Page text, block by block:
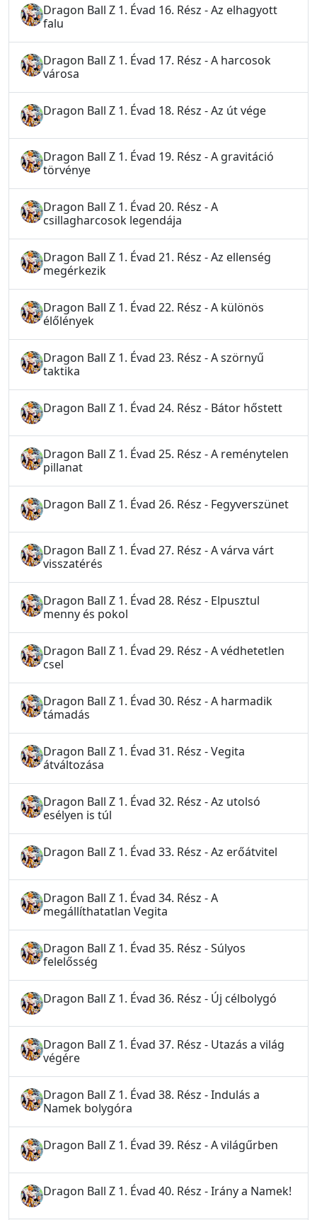
Dragon Ball Z 1. Évad 16. Rész - Az elhagyott
falu
Dragon Ball Z 1. Évad 17. Rész - A harcosok
városa
Dragon Ball Z 1. Évad 18. Rész - Az út vége
Dragon Ball Z 1. Évad 19. Rész - A gravitáció
törvénye
Dragon Ball Z 1. Évad 20. Rész - A
csillagharcosok legendája
Dragon Ball Z 1. Évad 21. Rész - Az ellenség
megérkezik
Dragon Ball Z 1. Évad 22. Rész - A különös
élőlények
Dragon Ball Z 1. Évad 23. Rész - A szörnyű
taktika
Dragon Ball Z 1. Évad 24. Rész - Bátor hőstett
Dragon Ball Z 1. Évad 25. Rész - A reménytelen
pillanat
Dragon Ball Z 1. Évad 26. Rész - Fegyverszünet
Dragon Ball Z 1. Évad 27. Rész - A várva várt
visszatérés
Dragon Ball Z 1. Évad 28. Rész - Elpusztul
menny és pokol
Dragon Ball Z 1. Évad 29. Rész - A védhetetlen
csel
Dragon Ball Z 1. Évad 30. Rész - A harmadik
támadás
Dragon Ball Z 1. Évad 31. Rész - Vegita
átváltozása
Dragon Ball Z 1. Évad 32. Rész - Az utolsó
esélyen is túl
Dragon Ball Z 1. Évad 33. Rész - Az erőátvitel
Dragon Ball Z 1. Évad 34. Rész - A
megállíthatatlan Vegita
Dragon Ball Z 1. Évad 35. Rész - Súlyos
felelősség
Dragon Ball Z 1. Évad 36. Rész - Új célbolygó
Dragon Ball Z 1. Évad 37. Rész - Utazás a világ
végére
Dragon Ball Z 1. Évad 38. Rész - Indulás a
Namek bolygóra
Dragon Ball Z 1. Évad 39. Rész - A világűrben
Dragon Ball Z 1. Évad 40. Rész - Irány a Namek!